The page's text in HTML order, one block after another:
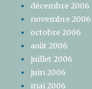
décembre 2006
novembre 2006
octobre 2006
août 2006
juillet 2006
juin 2006
mai 2006